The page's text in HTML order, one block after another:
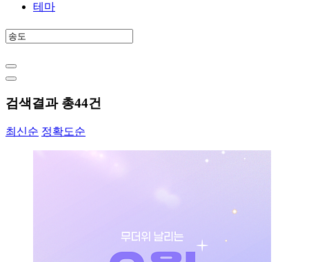
테마
검색결과 총44건
최신순 정확도순